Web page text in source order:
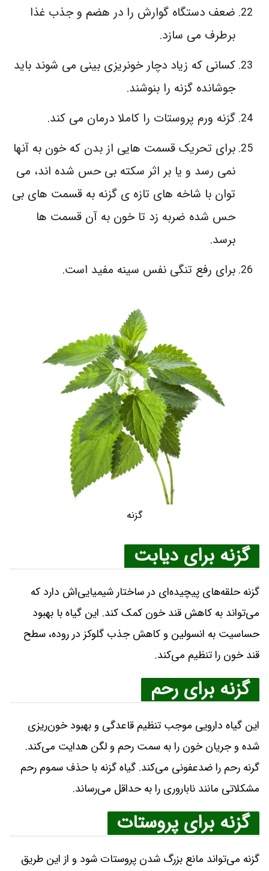
ضعف دستگاه گوارش را در هضم و جذب غذا
برطرف می‌ سازد.
کسانی که زیاد دچار خونریزی بینی می‌ شوند باید
جوشانده گزنه را بنوشند.
گزنه ورم پروستات را کاملا درمان می‌ کند.
برای تحریک قسمت‌ هایی از بدن که خون به آنها
نمی‌ رسد و یا بر اثر سکته بی‌ حس شده‌ اند، می‌
توان با شاخه‌ های تازه‌ ی گزنه به قسمت‌ های بی
حس شده ضربه زد تا خون به آن قسمت‌ ها
برسد.
برای رفع تنگی نفس سینه مفید است.
گزنه
گزنه برای دیابت
گزنه حلقه‌های پیچیده‌ای در ساختار شیمیایی‌اش دارد که
می‌تواند به کاهش قند خون کمک کند. این گیاه با بهبود
حساسیت به انسولین و کاهش جذب گلوکز در روده، سطح
قند خون را تنظیم می‌کند.
گزنه برای رحم
این گیاه دارویی موجب تنظیم قاعدگی و بهبود خون‌ریزی
شده و جریان خون را به سمت رحم و لگن هدایت می‌کند.
گرنه رحم را ضدعفونی می‌کند. گیاه گزنه با حذف سموم رحم
مشکلاتی مانند ناباروری را به حداقل می‌رساند.
گزنه برای پروستات
گزنه می‌تواند مانع بزرگ شدن پروستات شود و از این طریق